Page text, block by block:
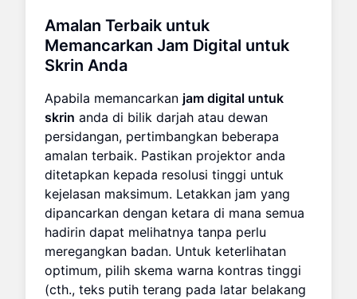
Amalan Terbaik untuk
Memancarkan Jam Digital untuk
Skrin Anda
Apabila memancarkan jam digital untuk
skrin anda di bilik darjah atau dewan
persidangan, pertimbangkan beberapa
amalan terbaik. Pastikan projektor anda
ditetapkan kepada resolusi tinggi untuk
kejelasan maksimum. Letakkan jam yang
dipancarkan dengan ketara di mana semua
hadirin dapat melihatnya tanpa perlu
meregangkan badan. Untuk keterlihatan
optimum, pilih skema warna kontras tinggi
(cth., teks putih terang pada latar belakang